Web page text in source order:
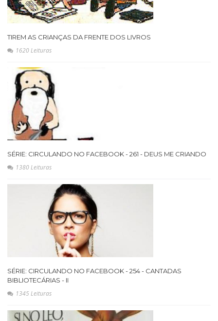
TIREM AS CRIANÇAS DA FRENTE DOS LIVROS
1620 Leituras
SÉRIE: CIRCULANDO NO FACEBOOK - 261 - DEUS ME CRIANDO
1380 Leituras
SÉRIE: CIRCULANDO NO FACEBOOK - 254 - CANTADAS
BIBLIOTECÁRIAS - II
1345 Leituras